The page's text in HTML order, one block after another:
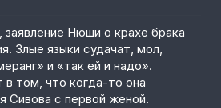
заявление Нюши о крахе брака
Злые языки судачат, мол,
и «так ей и надо».
в том, что когда-то она
Сивова с первой женой.